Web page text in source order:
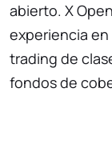
abierto. X
experiencia
trading de
fondos de